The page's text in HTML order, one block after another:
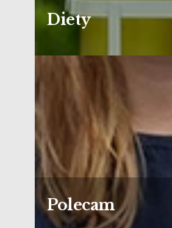
Diety
Polecam